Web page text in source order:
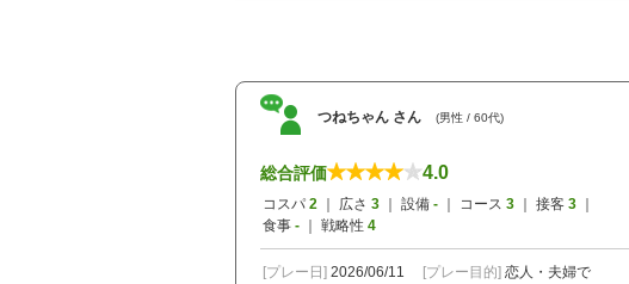
つねちゃん さん (男性 / 60代)
総合評価 4.0
コスパ 2 ｜ 広さ 3 ｜ 設備 - ｜ コース 3 ｜ 接客 3
食事 - ｜ 戦略性 4
[プレー日] 2026/06/11 [プレー目的] 恋人・夫婦で